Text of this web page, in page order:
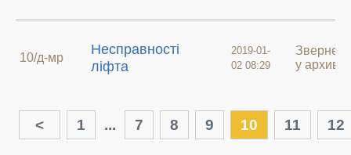
10/д-мр
Несправності
ліфта
2019-01-
02 08:29
у архиві
< 1 ... 7 8 9 10 11 12